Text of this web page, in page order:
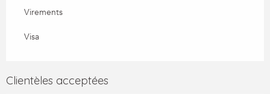
Virements
Visa
Clientèles acceptées